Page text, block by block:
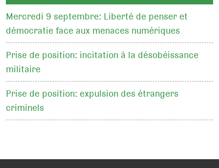
Mercredi 9 septembre: Liberté de penser et
démocratie face aux menaces numériques
Prise de position: incitation à la désobéissance
militaire
Prise de position: expulsion des étrangers
criminels